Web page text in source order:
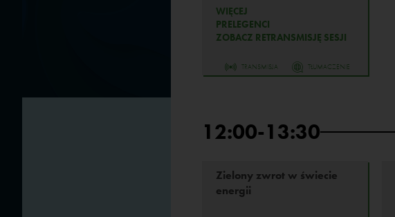
WIĘCEJ
PRELEGENCI
ZOBACZ RETRANSMISJĘ SESJI
TRANSMISJA TŁUMACZENIE
12:00-13:30
Zielony zwrot w świecie
energii